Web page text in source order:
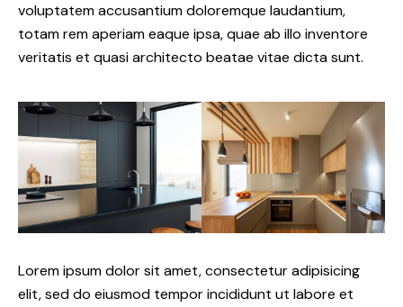
voluptatem accusantium doloremque laudantium,
totam rem aperiam eaque ipsa, quae ab illo inventore
veritatis et quasi architecto beatae vitae dicta sunt.
Lorem ipsum dolor sit amet, consectetur adipisicing
elit, sed do eiusmod tempor incididunt ut labore et